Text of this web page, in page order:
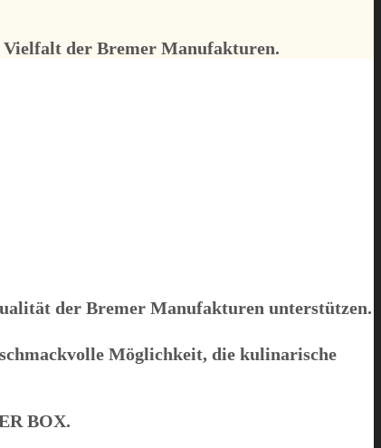
Vielfalt der Bremer Manufakturen.
der Bremer Manufakturen unterstützen.
Möglichkeit, die kulinarische
BOX.